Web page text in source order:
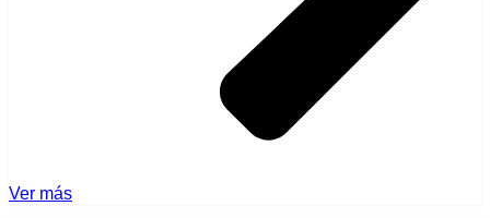
Ver más